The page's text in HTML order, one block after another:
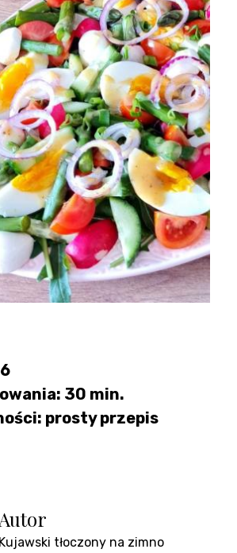
30 min.
prosty przepis
Autor
Kujawski tłoczony na zimno